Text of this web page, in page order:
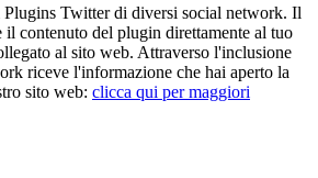
Twitter di diversi social network. Il
il contenuto del plugin direttamente al tuo
al sito web. Attraverso l'inclusione
riceve l'informazione che hai aperto la
sito web: clicca qui per maggiori